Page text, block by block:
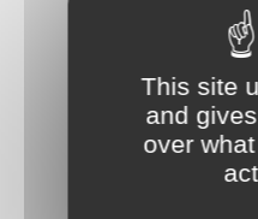
This site
and
over